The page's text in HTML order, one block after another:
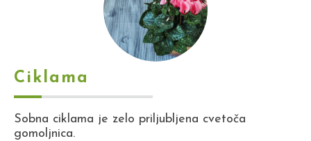
Ciklama
Sobna ciklama je zelo priljubljena cvetoča
gomoljnica.